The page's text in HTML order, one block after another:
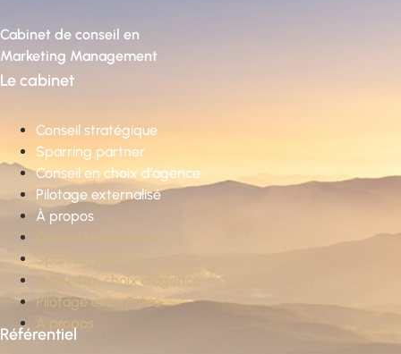
Cabinet de conseil en
Marketing Management
Le cabinet
Conseil stratégique
Sparring partner
Conseil en choix d’agence
Pilotage externalisé
À propos
Conseil stratégique
Sparring partner
Conseil en choix d’agence
Pilotage externalisé
À propos
Référentiel